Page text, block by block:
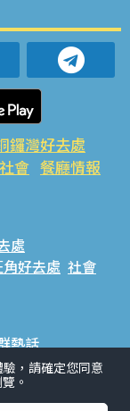
鑼灣好去處
社會 餐廳情報
處
角好去處 社會
熱話
#限時搶
#著數
，請確定您同意
。